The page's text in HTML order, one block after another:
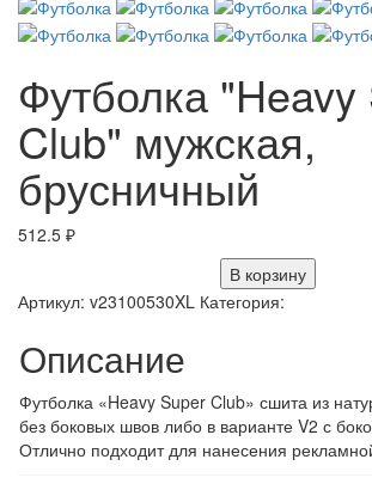
Футболка "Heavy
Club" мужская,
брусничный
512.5 ₽
В корзину
Артикул: v23100530XL Категория:
Описание
Футболка «Heavy Super Club» сшита из
без боковых швов либо в варианте V2 с
Отлично подходит для нанесения